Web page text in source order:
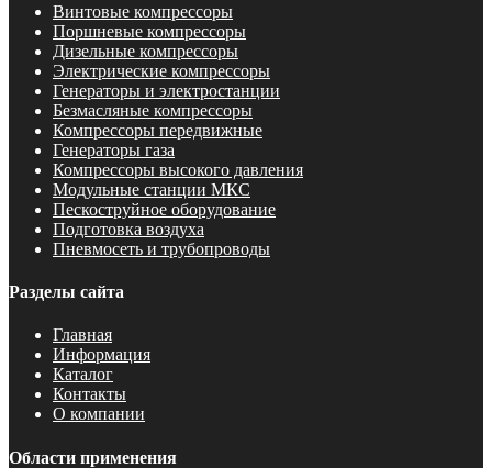
Винтовые компрессоры
Поршневые компрессоры
Дизельные компрессоры
Электрические компрессоры
Генераторы и электростанции
Безмасляные компрессоры
Компрессоры передвижные
Генераторы газа
Компрессоры высокого давления
Модульные станции МКС
Пескоструйное оборудование
Подготовка воздуха
Пневмосеть и трубопроводы
Разделы сайта
Главная
Информация
Каталог
Контакты
О компании
Области применения